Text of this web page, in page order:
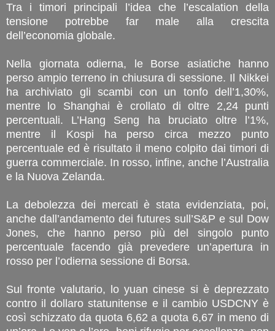
Tra i timori principali l’idea che l’escalation della
tensione potrebbe far male alla crescita
dell’economia globale.
Nella giornata odierna, le Borse asiatiche hanno
perso ampio terreno in chiusura di sessione. Il Nikkei
ha archiviato gli scambi con un tonfo dell’1,30%,
mentre lo Shanghai è crollato di oltre 2,24 punti
percentuali. L’Hang Seng ha bruciato oltre l’1%,
mentre il Kospi ha perso circa mezzo punto
percentuale ed è risultato il meno colpito dai timori di
guerra commerciale. In rosso, infine, anche l’Australia
e la Nuova Zelanda.
La debolezza dei mercati è stata evidenziata, poi,
anche dall’andamento dei futures sull’S&P e sul Dow
Jones, che hanno perso più del singolo punto
percentuale facendo già prevedere un’apertura in
rosso per l’odierna sessione di Borsa.
Sul fronte valutario, lo yuan cinese si è deprezzato
contro il dollaro statunitense e il cambio USDCNY è
così schizzato da quota 6,62 a quota 6,67 in meno di